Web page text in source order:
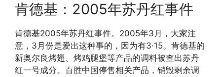
肯德基：2005年苏丹红事件
肯德基2005年苏丹红事件。2005年3月，大家注
意，3月份是爱出这种事的，因为有3·15。肯德基的
新奥尔良烤翅、烤鸡腿堡等产品的调料被查出苏丹
红一号成分。百胜中国停售相关产品，销毁剩余调